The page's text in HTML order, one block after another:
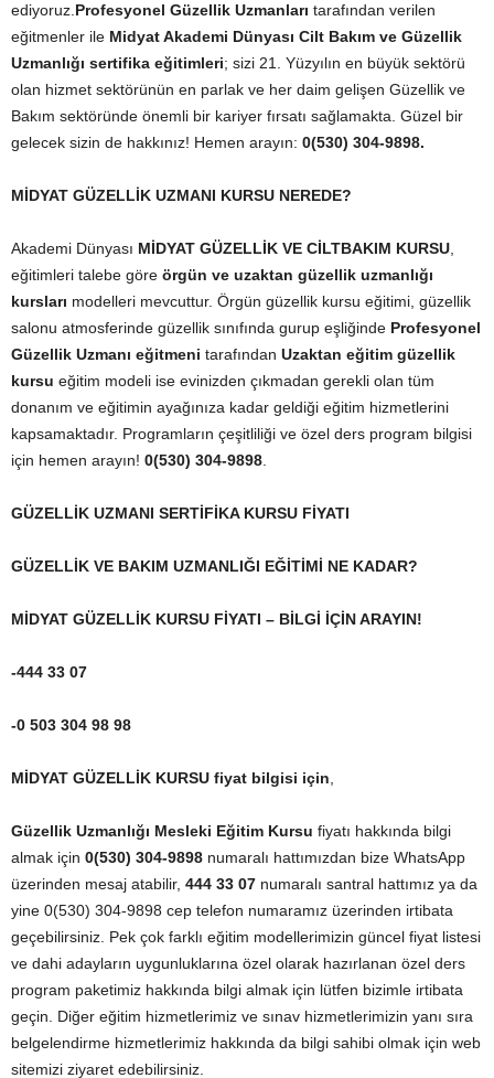
ediyoruz.Profesyonel Güzellik Uzmanları tarafından verilen
eğitmenler ile Midyat Akademi Dünyası Cilt Bakım ve Güzellik
Uzmanlığı sertifika eğitimleri; sizi 21. Yüzyılın en büyük sektörü
olan hizmet sektörünün en parlak ve her daim gelişen Güzellik ve
Bakım sektöründe önemli bir kariyer fırsatı sağlamakta. Güzel bir
gelecek sizin de hakkınız! Hemen arayın: 0(530) 304-9898.
MİDYAT GÜZELLİK UZMANI KURSU NEREDE?
Akademi Dünyası MİDYAT GÜZELLİK VE CİLTBAKIM KURSU,
eğitimleri talebe göre örgün ve uzaktan güzellik uzmanlığı
kursları modelleri mevcuttur. Örgün güzellik kursu eğitimi, güzellik
salonu atmosferinde güzellik sınıfında gurup eşliğinde Profesyonel
Güzellik Uzmanı eğitmeni tarafından Uzaktan eğitim güzellik
kursu eğitim modeli ise evinizden çıkmadan gerekli olan tüm
donanım ve eğitimin ayağınıza kadar geldiği eğitim hizmetlerini
kapsamaktadır. Programların çeşitliliği ve özel ders program bilgisi
için hemen arayın! 0(530) 304-9898.
GÜZELLİK UZMANI SERTİFİKA KURSU FİYATI
GÜZELLİK VE BAKIM UZMANLIĞI EĞİTİMİ NE KADAR?
MİDYAT GÜZELLİK KURSU FİYATI – BİLGİ İÇİN ARAYIN!
-444 33 07
-0 503 304 98 98
MİDYAT GÜZELLİK KURSU fiyat bilgisi için,
Güzellik Uzmanlığı Mesleki Eğitim Kursu fiyatı hakkında bilgi
almak için 0(530) 304-9898 numaralı hattımızdan bize WhatsApp
üzerinden mesaj atabilir, 444 33 07 numaralı santral hattımız ya da
yine 0(530) 304-9898 cep telefon numaramız üzerinden irtibata
geçebilirsiniz. Pek çok farklı eğitim modellerimizin güncel fiyat listesi
ve dahi adayların uygunluklarına özel olarak hazırlanan özel ders
program paketimiz hakkında bilgi almak için lütfen bizimle irtibata
geçin. Diğer eğitim hizmetlerimiz ve sınav hizmetlerimizin yanı sıra
belgelendirme hizmetlerimiz hakkında da bilgi sahibi olmak için web
sitemizi ziyaret edebilirsiniz.